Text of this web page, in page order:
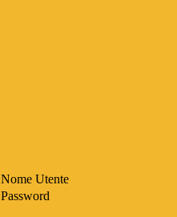
Nome Utente
Password